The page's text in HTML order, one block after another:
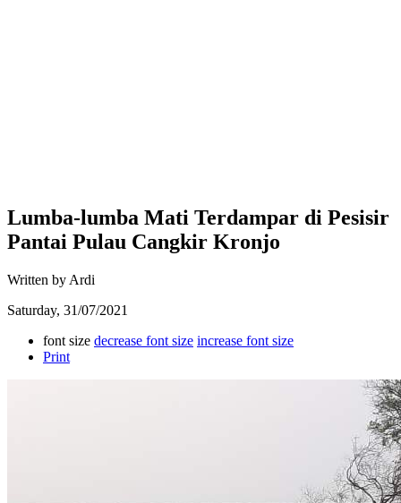
Lumba-lumba Mati Terdampar di Pesisir
Pantai Pulau Cangkir Kronjo
Written by Ardi
Saturday, 31/07/2021
font size decrease font size increase font size
Print